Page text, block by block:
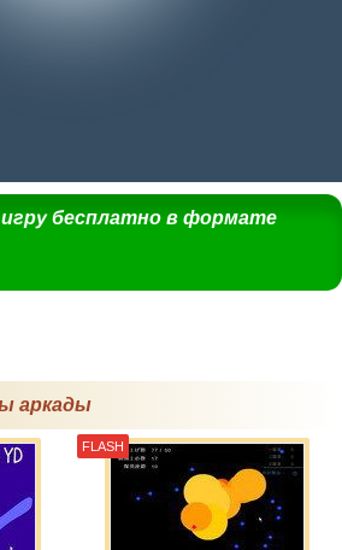
бесплатно в формате
аркады
FLASH